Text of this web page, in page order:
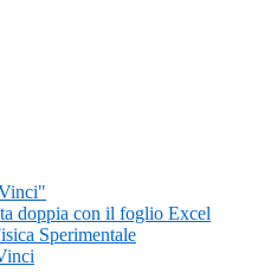
doppia con il foglio Excel
Sperimentale